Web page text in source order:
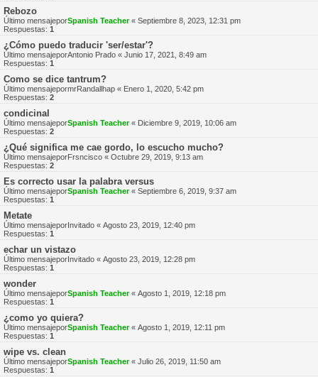
Rebozo
Último mensajeporSpanish Teacher« Septiembre 8, 2023, 12:31 pm
Respuestas: 1
¿Cómo puedo traducir 'ser/estar'?
Último mensajeporAntonio Prado « Junio 17, 2021, 8:49 am
Respuestas: 1
Como se dice tantrum?
Último mensajepormrRandallhap « Enero 1, 2020, 5:42 pm
Respuestas: 2
condicinal
Último mensajeporSpanish Teacher« Diciembre 9, 2019, 10:06 am
Respuestas: 2
¿Qué significa me cae gordo, lo escucho mucho?
Último mensajeporFrsncisco « Octubre 29, 2019, 9:13 am
Respuestas: 2
Es correcto usar la palabra versus
Último mensajeporSpanish Teacher« Septiembre 6, 2019, 9:37 am
Respuestas: 1
Metate
Último mensajeporInvitado « Agosto 23, 2019, 12:40 pm
Respuestas: 1
echar un vistazo
Último mensajeporInvitado « Agosto 23, 2019, 12:28 pm
Respuestas: 1
wonder
Último mensajeporSpanish Teacher« Agosto 1, 2019, 12:18 pm
Respuestas: 1
¿como yo quiera?
Último mensajeporSpanish Teacher« Agosto 1, 2019, 12:11 pm
Respuestas: 1
wipe vs. clean
Último mensajeporSpanish Teacher« Julio 26, 2019, 11:50 am
Respuestas: 1